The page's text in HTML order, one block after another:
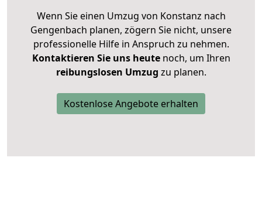
Wenn Sie einen Umzug von Konstanz nach
Gengenbach planen, zögern Sie nicht, unsere
professionelle Hilfe in Anspruch zu nehmen.
Kontaktieren Sie uns heutenoch, um Ihren
reibungslosen Umzug zu planen.
Kostenlose Angebote erhalten